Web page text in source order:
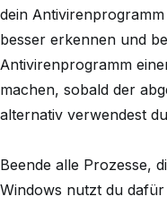
dein
besser erkennen und
Antivirenprogramm
machen, sobald der
alternativ verwendest
Beende alle Prozesse,
Windows nutzt du